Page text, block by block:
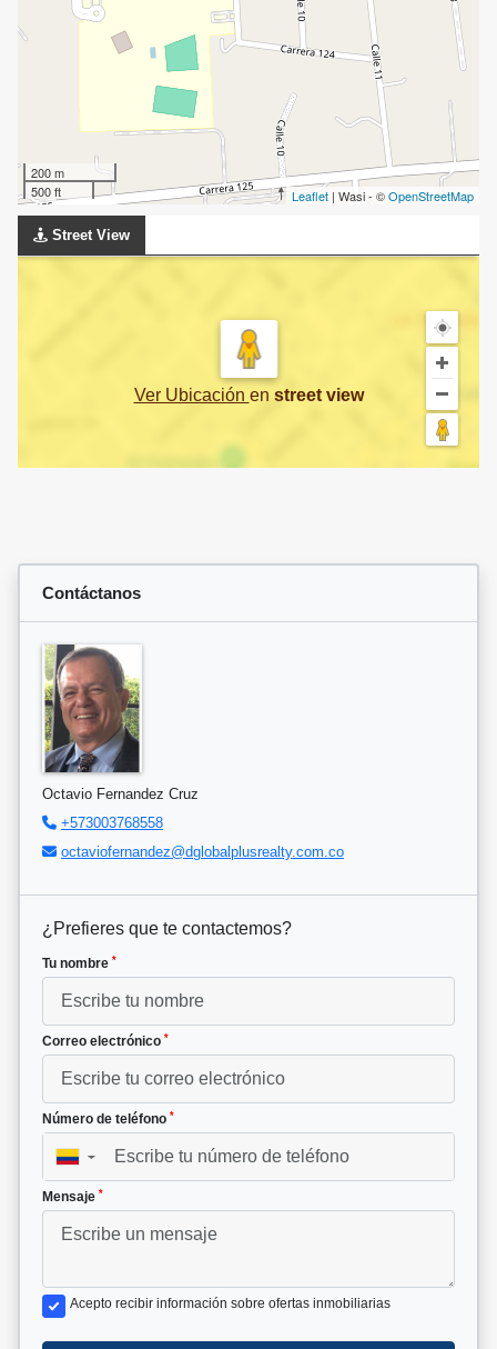
200 m
500 ft
Leaflet | Wasi - ©OpenStreetMap
Street View
Ver Ubicación en street view
Contáctanos
Octavio Fernandez Cruz
+573003768558
octaviofernandez@dglobalplusrealty.com.co
¿Prefieres que te contactemos?
Tu nombre *
Correo electrónico *
Número de teléfono *
▼
Mensaje *
Acepto recibir información sobre ofertas inmobiliarias